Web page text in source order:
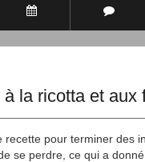
à la ricotta et aux
recette pour terminer des
se perdre, ce qui a